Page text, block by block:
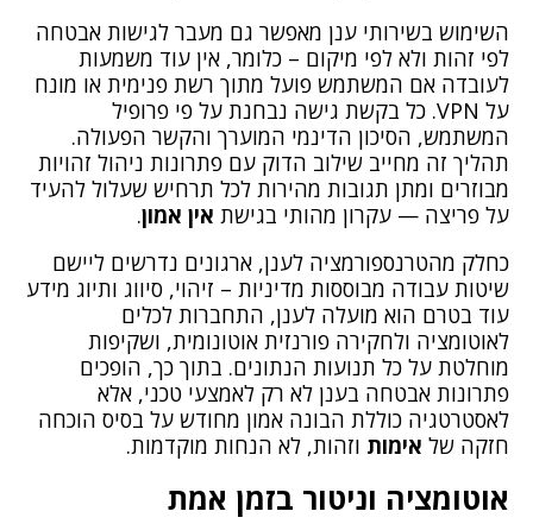
השימוש בשירותי ענן מאפשר גם מעבר לגישות אבטחה
לפי זהות ולא לפי מיקום – כלומר, אין עוד משמעות
לעובדה אם המשתמש פועל מתוך רשת פנימית או מונח
על VPN. כל בקשת גישה נבחנת על פי פרופיל
המשתמש, הסיכון הדינמי המוערך והקשר הפעולה.
תהליך זה מחייב שילוב הדוק עם פתרונות ניהול זהויות
מבוזרים ומתן תגובות מהירות לכל תרחיש שעלול להעיד
על פריצה — עקרון מהותי בגישת אין אמון.
כחלק מהטרנספורמציה לענן, ארגונים נדרשים ליישם
שיטות עבודה מבוססות מדיניות – זיהוי, סיווג ותיוג מידע
עוד בטרם הוא מועלה לענן, התחברות לכלים
לאוטומציה ולחקירה פורנזית אוטונומית, ושקיפות
מוחלטת על כל תנועות הנתונים. בתוך כך, הופכים
פתרונות אבטחה בענן לא רק לאמצעי טכני, אלא
לאסטרטגיה כוללת הבונה אמון מחודש על בסיס הוכחה
חזקה של אימות וזהות, לא הנחות מוקדמות.
אוטומציה וניטור בזמן אמת